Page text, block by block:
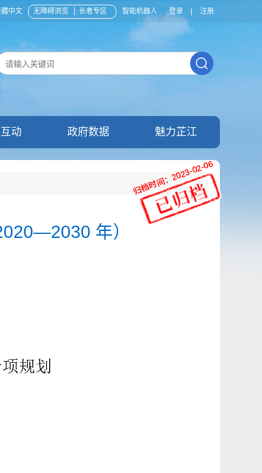
中文 无障碍浏览 长者专区 智能机器人 登录 注册
动 政府数据 魅力芷江
年）
归档时间：2023-02-06
归档时间：2023-02-06